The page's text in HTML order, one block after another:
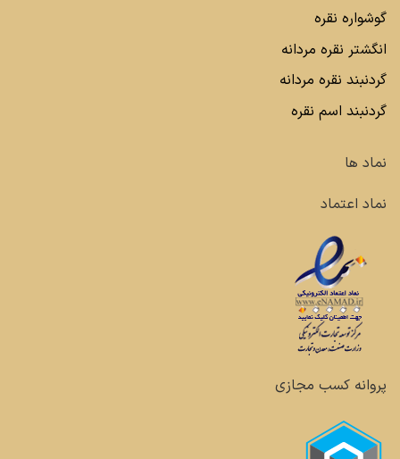
گوشواره نقره
انگشتر نقره مردانه
گردنبند نقره مردانه
گردنبند اسم نقره
نماد ها
نماد اعتماد
پروانه کسب مجازی